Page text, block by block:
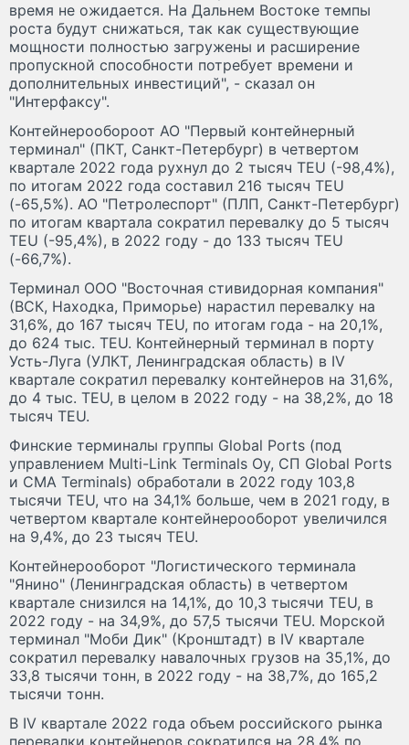
время не ожидается. На Дальнем Востоке темпы
роста будут снижаться, так как существующие
мощности полностью загружены и расширение
пропускной способности потребует времени и
дополнительных инвестиций", - сказал он
"Интерфаксу".
Контейнерообороот АО "Первый контейнерный
терминал" (ПКТ, Санкт-Петербург) в четвертом
квартале 2022 года рухнул до 2 тысяч TEU (-98,4%),
по итогам 2022 года составил 216 тысяч TEU
(-65,5%). АО "Петролеспорт" (ПЛП, Санкт-Петербург)
по итогам квартала сократил перевалку до 5 тысяч
TEU (-95,4%), в 2022 году - до 133 тысяч TEU
(-66,7%).
Терминал ООО "Восточная стивидорная компания"
(ВСК, Находка, Приморье) нарастил перевалку на
31,6%, до 167 тысяч TEU, по итогам года - на 20,1%,
до 624 тыс. TEU. Контейнерный терминал в порту
Усть-Луга (УЛКТ, Ленинградская область) в IV
квартале сократил перевалку контейнеров на 31,6%,
до 4 тыс. TEU, в целом в 2022 году - на 38,2%, до 18
тысяч TEU.
Финские терминалы группы Global Ports (под
управлением Multi-Link Terminals Oy, СП Global Ports
и CMA Terminals) обработали в 2022 году 103,8
тысячи TEU, что на 34,1% больше, чем в 2021 году, в
четвертом квартале контейнерооборот увеличился
на 9,4%, до 23 тысяч TEU.
Контейнерооборот "Логистического терминала
"Янино" (Ленинградская область) в четвертом
квартале снизился на 14,1%, до 10,3 тысячи TEU, в
2022 году - на 34,9%, до 57,5 тысячи TEU. Морской
терминал "Моби Дик" (Кронштадт) в IV квартале
сократил перевалку навалочных грузов на 35,1%, до
33,8 тысячи тонн, в 2022 году - на 38,7%, до 165,2
тысячи тонн.
В IV квартале 2022 года объем российского рынка